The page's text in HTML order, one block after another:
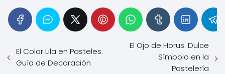
El Color Lila en Pasteles:
Guía de Decoración
El Ojo de Horus: Dulce
Símbolo en la
Pastelería